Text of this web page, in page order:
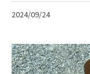
2024/09/24